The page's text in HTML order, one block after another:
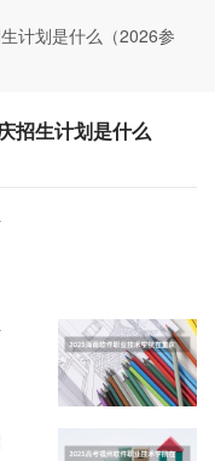
计划是什么（2026参
招生计划是什么